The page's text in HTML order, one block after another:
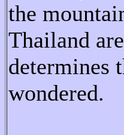
the
Thailand are
determines
wondered.